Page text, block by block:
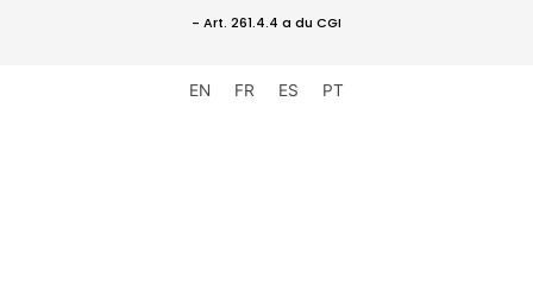
- Art. 261.4.4 a du CGI
EN FR ES PT